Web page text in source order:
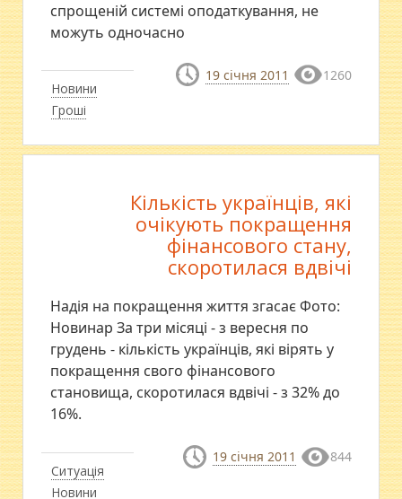
Новини
Гроші
спрощеній системі оподаткування, не
можуть одночасно
19 січня 2011 1260
Ситуація
Новини
Кількість українців, які
очікують покращення
фінансового стану,
скоротилася вдвічі
Надія на покращення життя згасає Фото:
Новинар За три місяці - з вересня по
грудень - кількість українців, які вірять у
покращення свого фінансового
становища, скоротилася вдвічі - з 32% до
16%.
19 січня 2011 844